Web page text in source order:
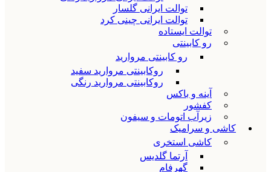
توالت ایرانی گلسار
توالت ایرانی چینی کرد
توالت ایستاده
رو کابینتی
رو کابینتی مروارید
روکابینتی مروارید سفید
روکابینتی مروارید رنگی
آینه و باکس
کفشور
زیرآب اتومات و سیفون
کاشی و سرامیک
کاشی استخری
آرتما گلدیس
گهرفام